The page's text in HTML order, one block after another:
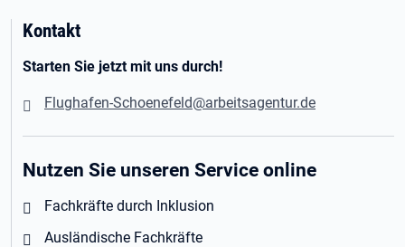
Kontakt
Starten Sie jetzt mit uns durch!
Flughafen-Schoenefeld@arbeitsagentur.de
Nutzen Sie unseren Service online
Fachkräfte durch Inklusion
Ausländische Fachkräfte